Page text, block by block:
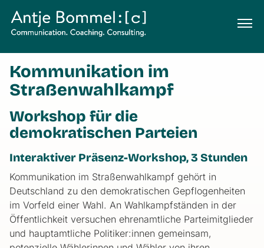
Kommunikation im
Straßenwahlkampf
Workshop für die
demokratischen Parteien
Interaktiver Präsenz-Workshop, 3 Stunden
Kommunikation im Straßenwahlkampf gehört in
Deutschland zu den demokratischen Gepflogenheiten
im Vorfeld einer Wahl. An Wahlkampfständen in der
Öffentlichkeit versuchen ehrenamtliche Parteimitglieder
und hauptamtliche Politiker:innen gemeinsam,